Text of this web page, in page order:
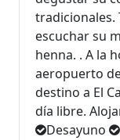
tradicionales.
escuchar su
henna. . A la
aeropuerto
destino a El
día libre.
Desayuno